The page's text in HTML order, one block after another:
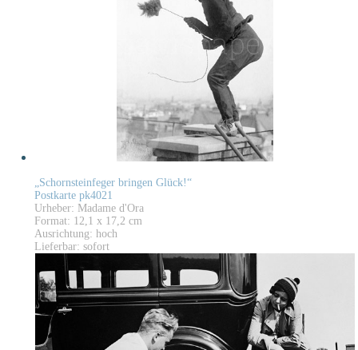
„Schornsteinfeger bringen Glück!“
Postkarte pk4021
Urheber: Madame d'Ora
Format: 12,1 x 17,2 cm
Ausrichtung: hoch
Lieferbar: sofort